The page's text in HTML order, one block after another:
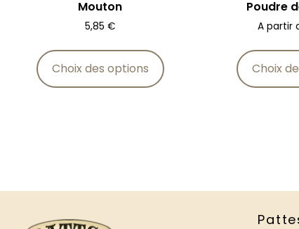
Mouton
5,85 €
Choix des options
Poudre
A partir
Choix